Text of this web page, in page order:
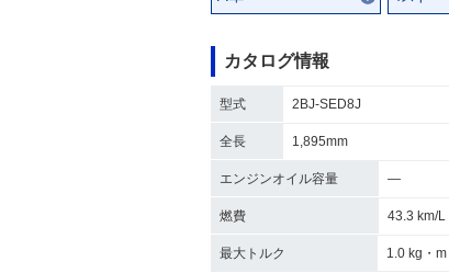
カタログ情報
型式 2BJ-SED8J
全長 1,895mm
エンジンオイル容量 ―
燃費 43.3 km/L
最大トルク 1.0 kg・